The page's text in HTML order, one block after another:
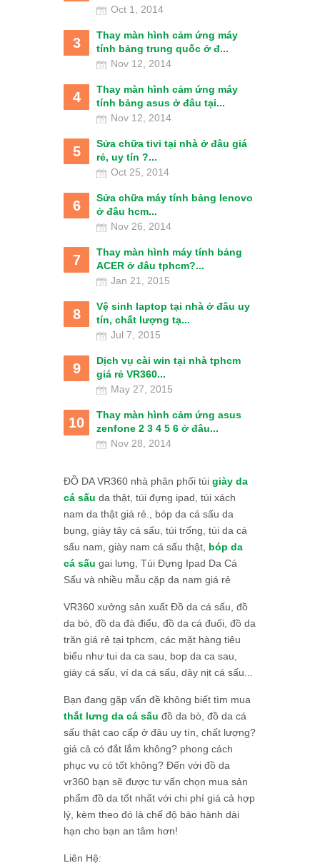
Oct 1, 2014
3
Thay màn hình cảm ứng máy
tính bảng trung quốc ở đ...
Nov 12, 2014
4
Thay màn hình cảm ứng máy
tính bảng asus ở đâu tại...
Nov 12, 2014
5
Sửa chữa tivi tại nhà ở đâu giá
rẻ, uy tín ?...
Oct 25, 2014
6
Sửa chữa máy tính bảng lenovo
ở đâu hcm...
Nov 26, 2014
7
Thay màn hình máy tính bảng
ACER ở đâu tphcm?...
Jan 21, 2015
8
Vệ sinh laptop tại nhà ở đâu uy
tín, chất lượng tạ...
Jul 7, 2015
9
Dịch vụ cài win tại nhà tphcm
giá rẻ VR360...
May 27, 2015
10
Thay màn hình cảm ứng asus
zenfone 2 3 4 5 6 ở đâu...
Nov 28, 2014
ĐỒ DA VR360 nhà phân phối túi giày da
cá sấu da thật, túi đựng ipad, túi xách
nam da thật giá rẻ., bóp da cá sấu da
bụng, giày tây cá sấu, túi trống, túi da cá
sấu nam, giày nam cá sấu thật, bóp da
cá sấu gai lưng, Túi Đựng Ipad Da Cá
Sấu và nhiều mẫu cặp da nam giá rẻ
VR360 xưởng sản xuất Đồ da cá sấu, đồ
da bò, đồ da đà điểu, đồ da cá đuối, đồ da
trăn giá rẻ tại tphcm, các mặt hàng tiêu
biểu như tui da ca sau, bop da ca sau,
giày cá sấu, ví da cá sấu, dây nịt cá sấu...
Bạn đang gặp vấn đề không biết tìm mua
thắt lưng da cá sấu đồ da bò, đồ da cá
sấu thật cao cấp ở đâu uy tín, chất lượng?
giá cả có đắt lắm không? phong cách
phục vụ có tốt không? Đến với đồ da
vr360 bạn sẽ được tư vấn chọn mua sản
phẩm đồ da tốt nhất với chi phí giá cả hợp
lý, kèm theo đó là chế độ bảo hành dài
hạn cho bạn an tâm hơn!
Liên Hệ: